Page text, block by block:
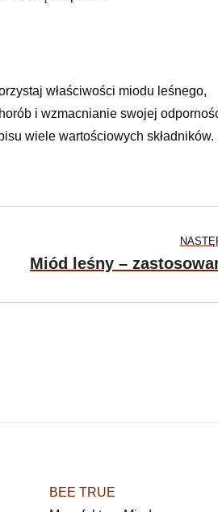
właściwości miodu leśnego,
i wzmacnianie swojej
wiele wartościowych składników.
Miód leśny –
BEE TRUE